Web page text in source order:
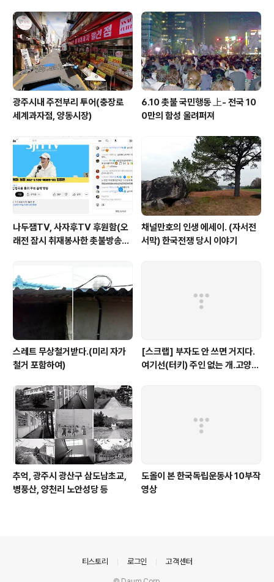
광주시내 주전부리 투어(충장로
세계과자점, 양동시장)
6.10 촛불 국민행동 上- 전국 10
0만의 함성 울려퍼져
나두잼TV, 사자후TV 후원함(오
래전 잠시 취재봉사한 촛불방송
채널만호의 인생 에세이. (자서전
서막) 한국전쟁 당시 이야기
스레트 무상철거받다.(미리 자가
철거 포함하여)
[스크랩] 부자도 안 쓰면 거지다.
여기선(터키) 주인 없는 개.고양이
추억, 광주시 광산구 삼도남초교,
병풍산, 양천리 노안성당 등
도올이 본 한국독립운동사 10부작
영상
티스토리 로그인 고객센터